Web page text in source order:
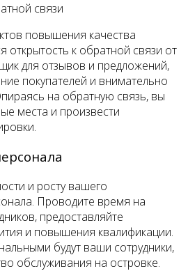
связи
повышения качества
открытость к обратной связи от
для отзывов и предложений,
покупателей и внимательно
на обратную связь, вы
места и произвести
и росту вашего
Проводите время на
предоставляйте
и повышения квалификации.
будут ваши сотрудники,
обслуживания на островке.